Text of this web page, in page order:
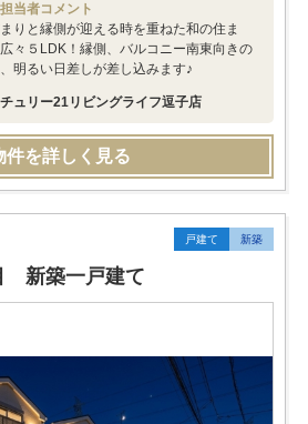
当者コメント
りと縁側が迎える時を重ねた和の住ま
々５LDK！縁側、バルコニー南東向きの
明るい日差しが差し込みます♪
ュリー21リビングライフ逗子店
件を詳しく見る
戸建て 新築
新築一戸建て